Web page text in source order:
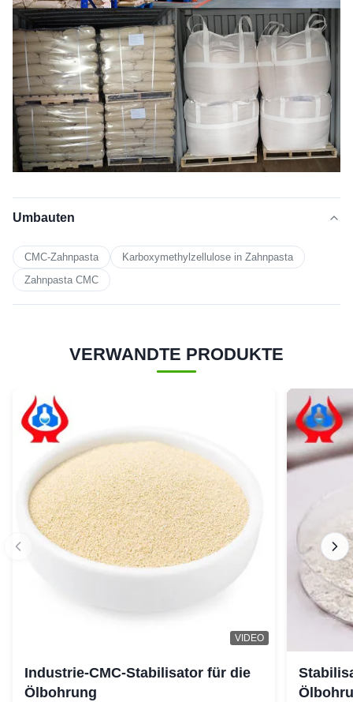
Umbauten
CMC-Zahnpasta
Karboxymethylzellulose in Zahnpasta
Zahnpasta CMC
VERWANDTE PRODUKTE
VIDEO
Industrie-CMC-Stabilisator für die
Ölbohrung